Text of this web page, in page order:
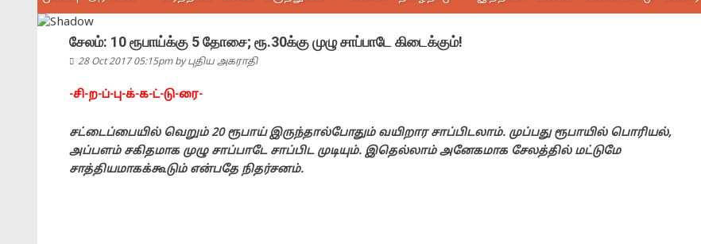
சேலம்: 10 ரூபாய்க்கு 5 தோசை; ரூ.30க்கு முழு சாப்பாடே கிடைக்கும்!
28 Oct 2017 05:15pm byபுதிய அகராதி
-சி-ற-ப்-பு-க்-க-ட்-டு-ரை-
சட்டைப்பையில் வெறும் 20 ரூபாய் இருந்தால்போதும் வயிறார சாப்பிடலாம். முப்பது ரூபாயில் பொரியல்,
அப்பளம் சகிதமாக முழு சாப்பாடே சாப்பிட முடியும். இதெல்லாம் அனேகமாக சேலத்தில் மட்டுமே
சாத்தியமாகக்கூடும் என்பதே நிதர்சனம்.